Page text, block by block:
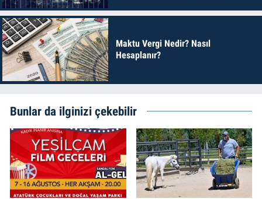
Maktu Vergi Nedir? Nasıl
Hesaplanır?
Bunlar da ilginizi çekebilir